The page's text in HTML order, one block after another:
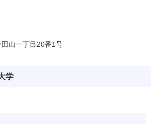
山一丁目20番1号
学